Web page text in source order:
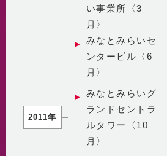
い事業所〈3
月〉
みなとみらいセ
ンタービル〈6
月〉
2011年
みなとみらいグ
ランドセントラ
ルタワー〈10
月〉